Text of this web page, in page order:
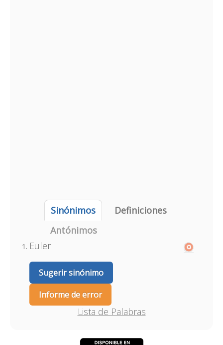
Sinónimos
Definiciones
Antónimos
Euler
Sugerir sinónimo
Informe de error
Lista de Palabras